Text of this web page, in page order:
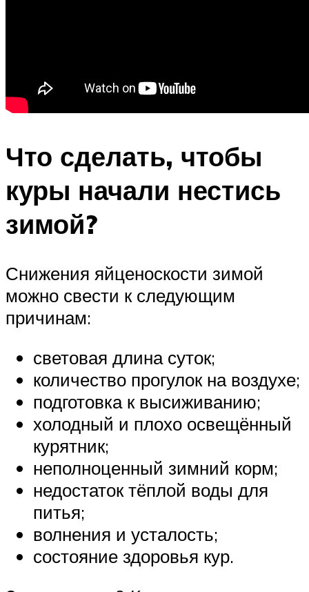
Что сделать, чтобы
куры начали нестись
зимой?
Снижения яйценоскости зимой
можно свести к следующим
причинам:
световая длина суток;
количество прогулок на воздухе;
подготовка к высиживанию;
холодный и плохо освещённый
курятник;
неполноценный зимний корм;
недостаток тёплой воды для
питья;
волнения и усталость;
состояние здоровья кур.